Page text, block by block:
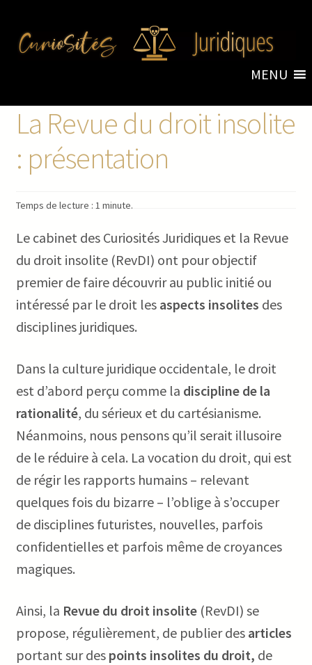
Aller
à
Aller
au
MENU
Accueil
Revue du droit insolite
Objets
Livres
À propos
Facebook
La Revue du droit insolite
: présentation
Temps de lecture : 1 minute.
Le cabinet des Curiosités Juridiques et la Revue
du droit insolite (RevDI) ont pour objectif
premier de faire découvrir au public initié ou
intéressé par le droit les aspects insolites des
disciplines juridiques.
Dans la culture juridique occidentale, le droit
est d’abord perçu comme la discipline de la
rationalité, du sérieux et du cartésianisme.
Néanmoins, nous pensons qu’il serait illusoire
de le réduire à cela. La vocation du droit, qui est
de régir les rapports humains – relevant
quelques fois du bizarre – l’oblige à s’occuper
de disciplines futuristes, nouvelles, parfois
confidentielles et parfois même de croyances
magiques.
Ainsi, la Revue du droit insolite(RevDI) se
propose, régulièrement, de publier des articles
portant sur des points insolites du droit, de